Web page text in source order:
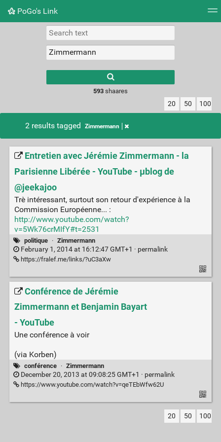
PoGo's Link
Picture wall
results.
593shaares
20 50 100
2 results tagged Zimmermann
Entretien avec Jérémie Zimmermann - la
Parisienne Libérée - YouTube - µblog de
@jeekajoo
Trè intéressant, surtout son retour d'expérience à la
Commission Européenne... :
http://www.youtube.com/watch?
v=5Wk76crMIfY#t=2531
politique · Zimmermann
February 1, 2014 at 16:12:47 GMT+1 · permalink
https://fralef.me/links/?uC3aXw
Conférence de Jérémie
Zimmermann et Benjamin Bayart
- YouTube
Une conférence à voir
(via Korben)
conférence · Zimmermann
December 20, 2013 at 09:08:25 GMT+1 · permalink
https://www.youtube.com/watch?v=qeTEbWfw62U
20 50 100